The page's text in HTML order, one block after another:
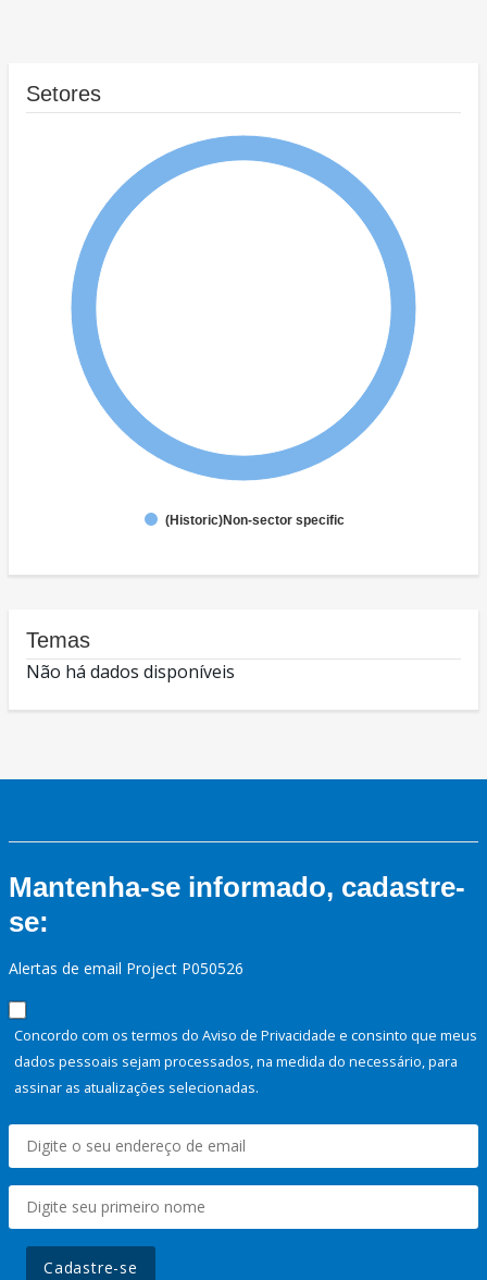
Setores
(Historic)Non-sector specific
Temas
Não há dados disponíveis
Mantenha-se informado, cadastre-
se:
Alertas de email Project P050526
Concordo com os termos do Aviso de Privacidade e consinto que meus
dados pessoais sejam processados, na medida do necessário, para
assinar as atualizações selecionadas.
Cadastre-se